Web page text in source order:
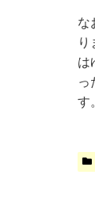
な
り
は
っ
す